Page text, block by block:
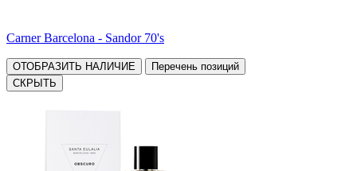
Carner Barcelona - Sandor 70's
ОТОБРАЗИТЬ НАЛИЧИЕ
Перечень позиций
СКРЫТЬ